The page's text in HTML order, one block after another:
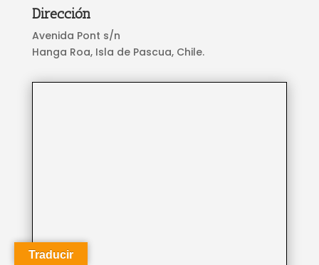
Dirección
Avenida Pont s/n
Hanga Roa, Isla de Pascua, Chile.
Traducir